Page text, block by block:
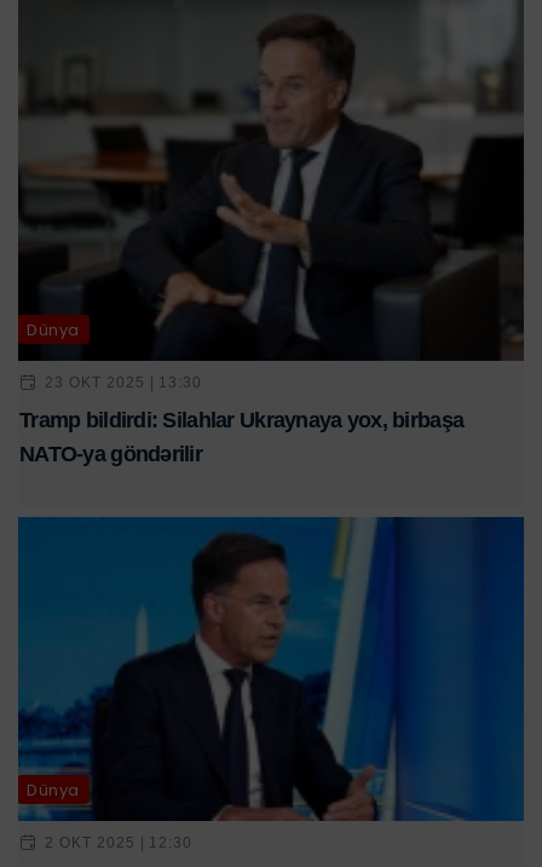
Dünya
23 OKT 2025 | 13:30
Tramp bildirdi: Silahlar Ukraynaya yox, birbaşa
NATO-ya göndərilir
Dünya
2 OKT 2025 | 12:30